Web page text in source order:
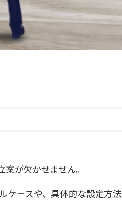
が欠かせません。
ケースや、具体的な設定方法